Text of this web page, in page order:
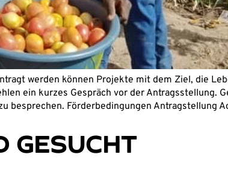
werden können Projekte mit dem Ziel, die
ein kurzes Gespräch vor der Antragsstellung.
besprechen. Förderbedingungen Antragstellung
GESUCHT